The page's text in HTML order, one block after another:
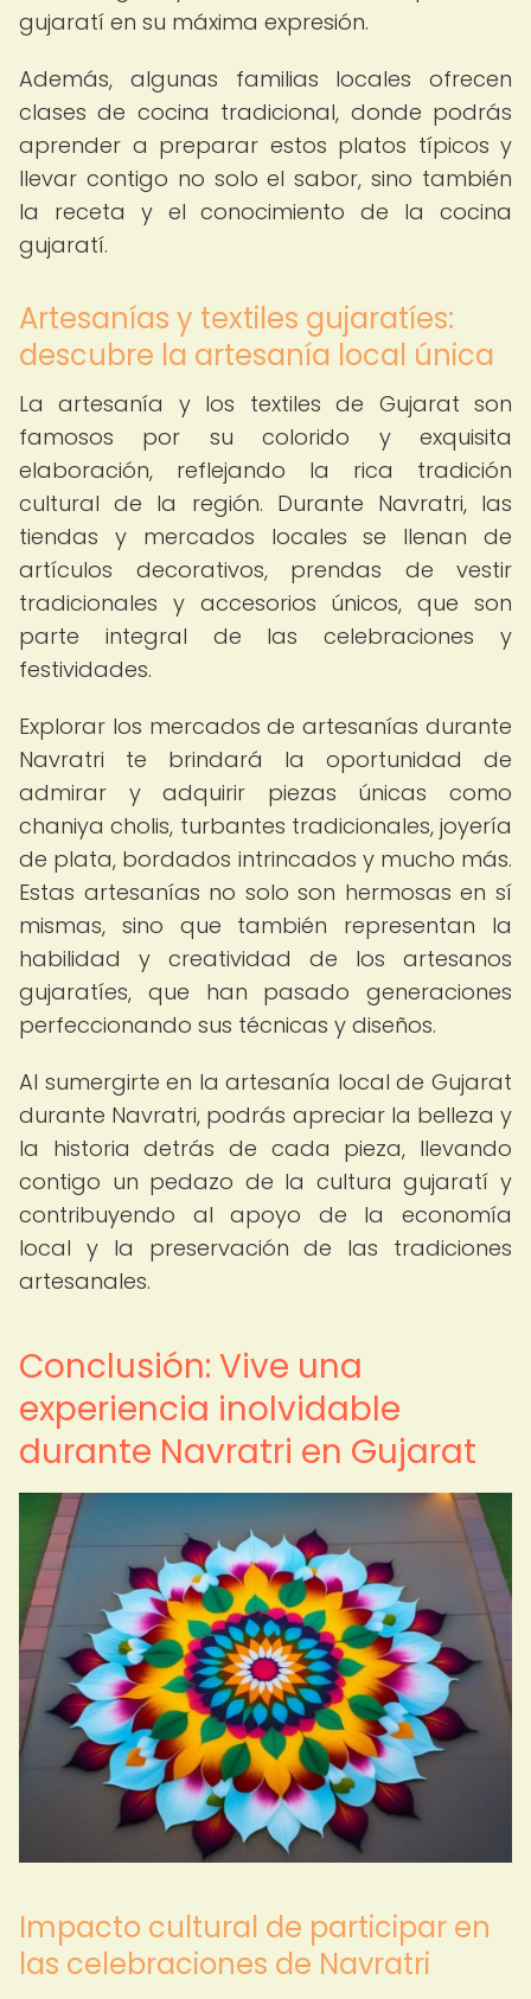
gujaratí en su máxima expresión.
Además, algunas familias locales ofrecen
clases de cocina tradicional, donde podrás
aprender a preparar estos platos típicos y
llevar contigo no solo el sabor, sino también
la receta y el conocimiento de la cocina
gujaratí.
Artesanías y textiles gujaratíes:
descubre la artesanía local única
La artesanía y los textiles de Gujarat son
famosos por su colorido y exquisita
elaboración, reflejando la rica tradición
cultural de la región. Durante Navratri, las
tiendas y mercados locales se llenan de
artículos decorativos, prendas de vestir
tradicionales y accesorios únicos, que son
parte integral de las celebraciones y
festividades.
Explorar los mercados de artesanías durante
Navratri te brindará la oportunidad de
admirar y adquirir piezas únicas como
chaniya cholis, turbantes tradicionales, joyería
de plata, bordados intrincados y mucho más.
Estas artesanías no solo son hermosas en sí
mismas, sino que también representan la
habilidad y creatividad de los artesanos
gujaratíes, que han pasado generaciones
perfeccionando sus técnicas y diseños.
Al sumergirte en la artesanía local de Gujarat
durante Navratri, podrás apreciar la belleza y
la historia detrás de cada pieza, llevando
contigo un pedazo de la cultura gujaratí y
contribuyendo al apoyo de la economía
local y la preservación de las tradiciones
artesanales.
Conclusión: Vive una
experiencia inolvidable
durante Navratri en Gujarat
Impacto cultural de participar en
las celebraciones de Navratri